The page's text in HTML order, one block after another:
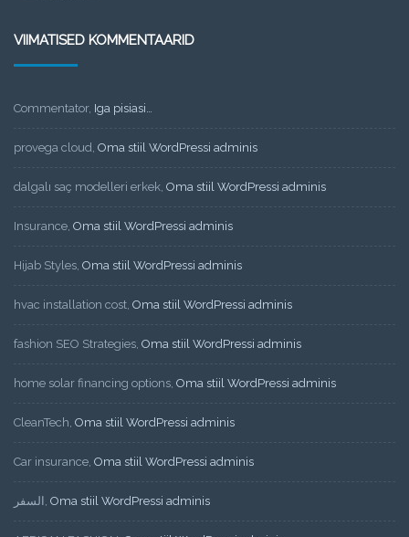
VIIMATISED KOMMENTAARID
Commentator, Iga pisiasi…
provega cloud Oma stiil WordPressi adminis
dalgalı saç modelleri erkek Oma stiil WordPressi adminis
Insurance Oma stiil WordPressi adminis
Hijab Styles Oma stiil WordPressi adminis
hvac installation cost Oma stiil WordPressi adminis
fashion SEO Strategies Oma stiil WordPressi adminis
home solar financing options Oma stiil WordPressi adminis
CleanTech Oma stiil WordPressi adminis
Car insurance Oma stiil WordPressi adminis
السفر Oma stiil WordPressi adminis